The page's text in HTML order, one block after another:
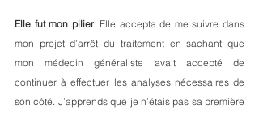
Elle fut mon pilier. Elle accepta de me suivre dans
mon projet d’arrêt du traitement en sachant que
mon médecin généraliste avait accepté de
continuer à effectuer les analyses nécessaires de
son côté. J’apprends que je n’étais pas sa première